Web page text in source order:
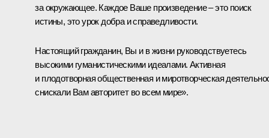
за окружающее. Каждое Ваше произведение – это поиск
истины, это урок добра и справедливости.
Настоящий гражданин, Вы и в жизни руководствуетесь
высокими гуманистическими идеалами. Активная
и плодотворная общественная и миротворческая
снискали Вам авторитет во всем мире».